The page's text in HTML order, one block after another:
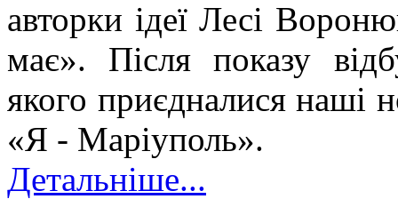
авторки ідеї Лесі
має». Після показу
якого приєдналися наші
«Я - Маріуполь».
Детальніше...